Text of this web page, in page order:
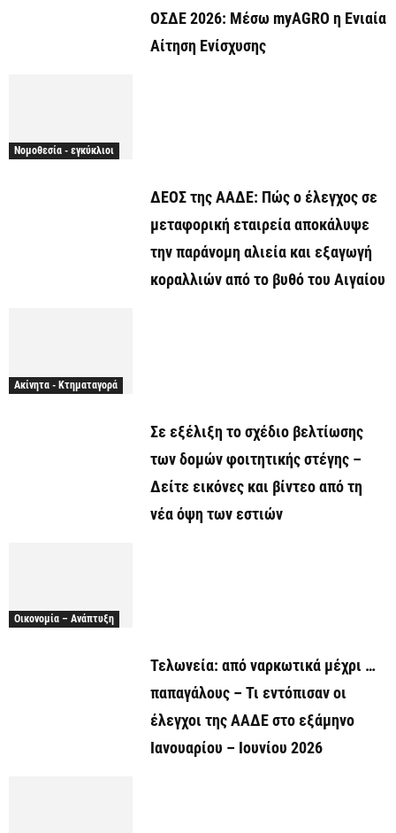
ΟΣΔΕ 2026: Μέσω myAGRO η Ενιαία
Αίτηση Ενίσχυσης
Νομοθεσία - εγκύκλιοι
ΔΕΟΣ της ΑΑΔΕ: Πώς ο έλεγχος σε
μεταφορική εταιρεία αποκάλυψε
την παράνομη αλιεία και εξαγωγή
κοραλλιών από το βυθό του Αιγαίου
Ακίνητα - Κτηματαγορά
Σε εξέλιξη το σχέδιο βελτίωσης
των δομών φοιτητικής στέγης –
Δείτε εικόνες και βίντεο από τη
νέα όψη των εστιών
Οικονομία – Ανάπτυξη
Τελωνεία: από ναρκωτικά μέχρι …
παπαγάλους – Τι εντόπισαν οι
έλεγχοι της ΑΑΔΕ στο εξάμηνο
Ιανουαρίου – Ιουνίου 2026